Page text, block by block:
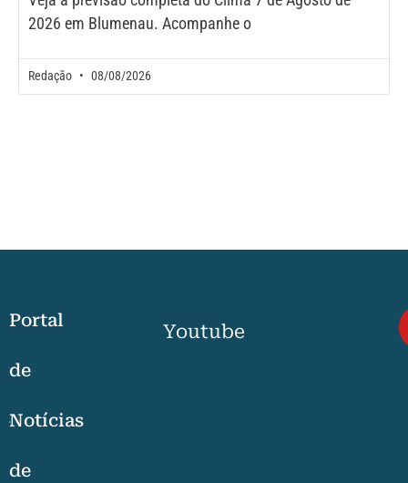
2026 em Blumenau. Acompanhe o
Redação 08/08/2026
Portal
de
Notícias
de
Youtube